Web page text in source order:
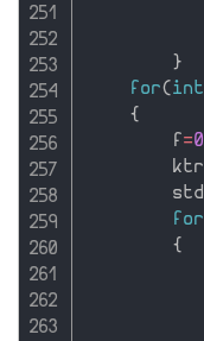
}
for(int
{
        f
=0
        ktr
        std
for
{